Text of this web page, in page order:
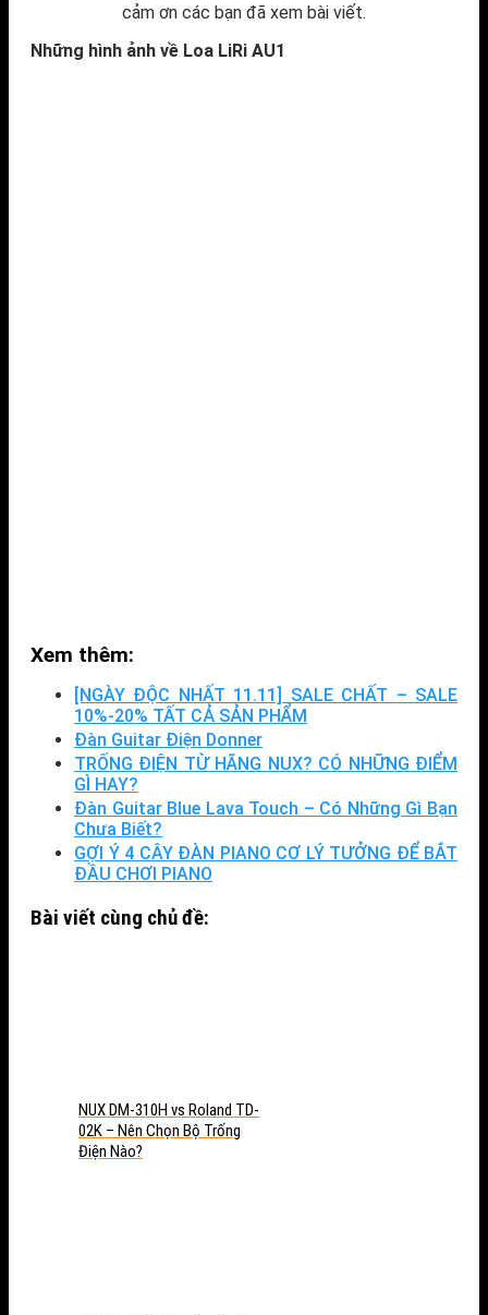
cảm ơn các bạn đã xem bài viết.
Những hình ảnh về Loa LiRi AU1
Xem thêm:
[NGÀY ĐỘC NHẤT 11.11] SALE CHẤT – SALE
10%-20% TẤT CẢ SẢN PHẨM
Đàn Guitar Điện Donner
TRỐNG ĐIỆN TỪ HÃNG NUX? CÓ NHỮNG ĐIỂM
GÌ HAY?
Đàn Guitar Blue Lava Touch – Có Những Gì Bạn
Chưa Biết?
GỢI Ý 4 CÂY ĐÀN PIANO CƠ LÝ TƯỞNG ĐỂ BẮT
ĐẦU CHƠI PIANO
Bài viết cùng chủ đề:
NUX DM-310H vs Roland TD-
02K – Nên Chọn Bộ Trống
Điện Nào?